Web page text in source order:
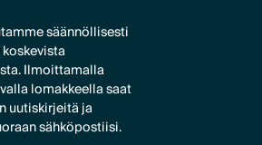
säännöllisesti
Ilmoittamalla
lomakkeella saat
uutiskirjeitä ja
sähköpostiisi.